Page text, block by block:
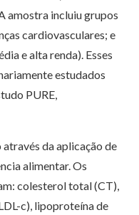
amostra incluiu grupos
cardiovasculares; e
e alta renda). Esses
estudados
PURE,
da aplicação de
alimentar. Os
colesterol total (CT),
c), lipoproteína de